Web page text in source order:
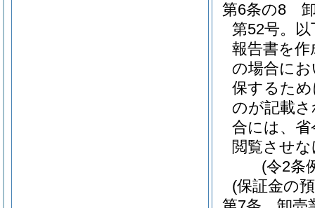
第6条の8
第52号。
報告書を
の場合に
保するた
のが記載
合には、
閲覧させ
(令2条
(保証金の